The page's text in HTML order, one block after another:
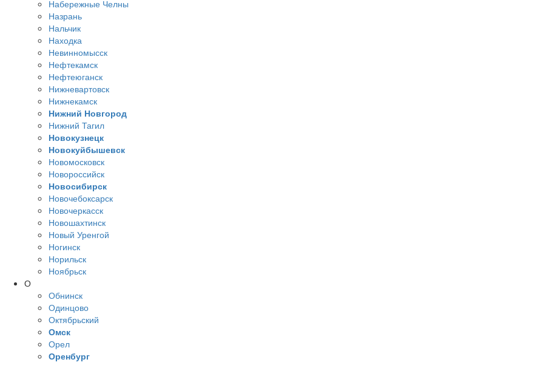
Набережные Челны
Назрань
Нальчик
Находка
Невинномысск
Нефтекамск
Нефтеюганск
Нижневартовск
Нижнекамск
Нижний Новгород
Нижний Тагил
Новокузнецк
Новокуйбышевск
Новомосковск
Новороссийск
Новосибирск
Новочебоксарск
Новочеркасск
Новошахтинск
Новый Уренгой
Ногинск
Норильск
Ноябрьск
О
Обнинск
Одинцово
Октябрьский
Омск
Орел
Оренбург